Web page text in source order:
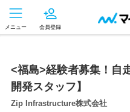
メニュー 会員登録
<福島>経験者募集！自
開発スタッフ】
Zip Infrastructure株式会社